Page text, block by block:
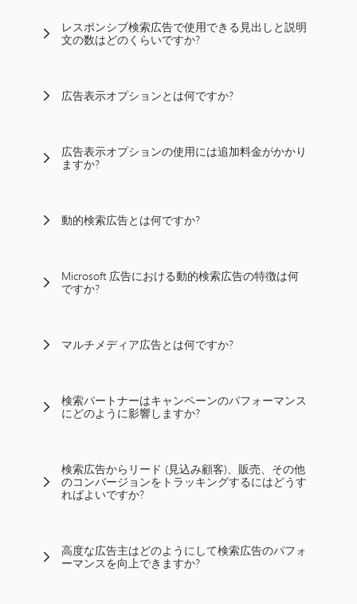
レスポンシブ検索広告で使用できる見出しと説明
文の数はどのくらいですか?
広告表示オプションとは何ですか?
広告表示オプションの使用には追加料金がかかり
ますか?
動的検索広告とは何ですか?
Microsoft 広告における動的検索広告の特徴は何
ですか?
マルチメディア広告とは何ですか?
検索パートナーはキャンペーンのパフォーマンス
にどのように影響しますか?
検索広告からリード (見込み顧客)、販売、その他
のコンバージョンをトラッキングするにはどうす
ればよいですか?
高度な広告主はどのようにして検索広告のパフォ
ーマンスを向上できますか?